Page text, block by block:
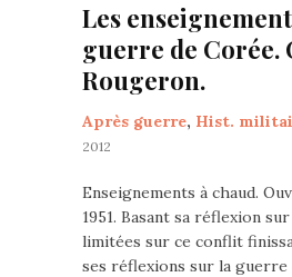
Les
guerre de Corée.
Rougeron.
Après guerre, Hist.
2012
Enseignements à chaud.
1951. Basant sa réflexion
limitées sur ce conflit
ses réflexions sur la guerre